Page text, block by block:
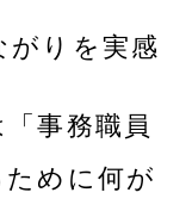
りを実感
事務職員
めに何が